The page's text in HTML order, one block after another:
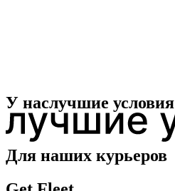
У наслучшие условия
Для наших курьеров